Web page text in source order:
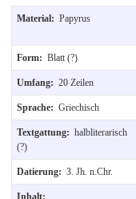
Material: Papyrus
Form: Blatt (?)
Umfang: 20 Zeilen
Sprache: Griechisch
Textgattung: halbliterarisch
(?)
Datierung: 3. Jh. n.Chr.
Inhalt: